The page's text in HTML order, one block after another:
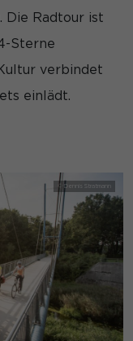
Die Radtour ist
Sterne
verbindet
einlädt.